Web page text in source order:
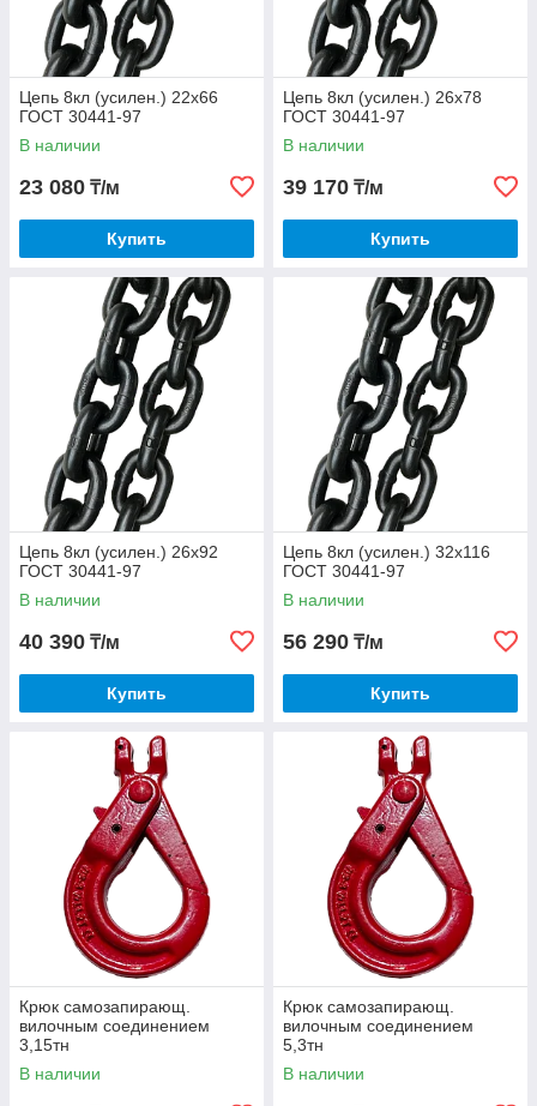
Цепь 8кл (усилен.) 22х66
ГОСТ 30441-97
В наличии
23 080 ₸/м
Купить
Цепь 8кл (усилен.) 26х78
ГОСТ 30441-97
В наличии
39 170 ₸/м
Купить
Цепь 8кл (усилен.) 26х92
ГОСТ 30441-97
В наличии
40 390 ₸/м
Купить
Цепь 8кл (усилен.) 32х116
ГОСТ 30441-97
В наличии
56 290 ₸/м
Купить
Крюк самозапирающ.
вилочным соединением
3,15тн
В наличии
Крюк самозапирающ.
вилочным соединением
5,3тн
В наличии